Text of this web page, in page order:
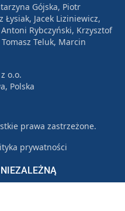
Gójska, Piotr
Łysiak, Jacek Liziniewicz,
Rybczyński, Krzysztof
Teluk, Marcin
o.o.
Polska
prawa zastrzeżone.
prywatności